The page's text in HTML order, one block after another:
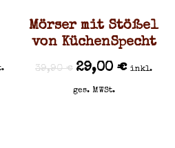
Mörser mit Stößel
von KüchenSpecht
39,90€ 29,00€ inkl.
ges. MWSt.